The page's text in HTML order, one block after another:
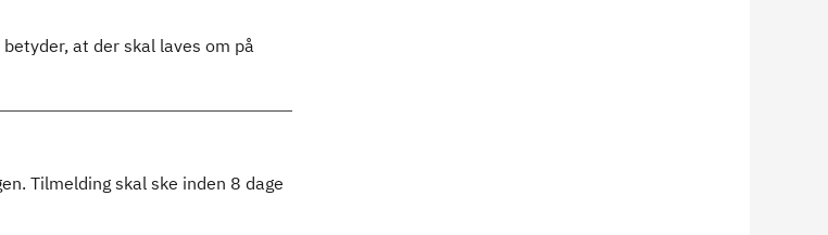
at der skal laves om på
Tilmelding skal ske inden 8 dage